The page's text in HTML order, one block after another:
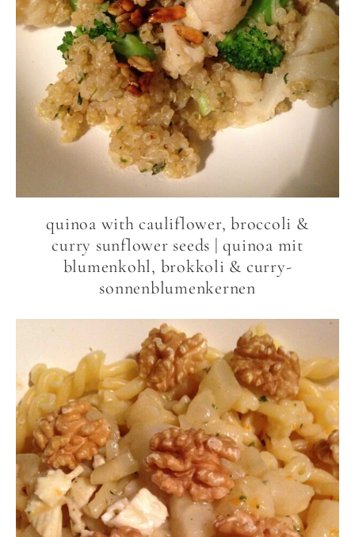
quinoa with cauliflower, broccoli &
curry sunflower seeds | quinoa mit
blumenkohl, brokkoli & curry-
sonnenblumenkernen